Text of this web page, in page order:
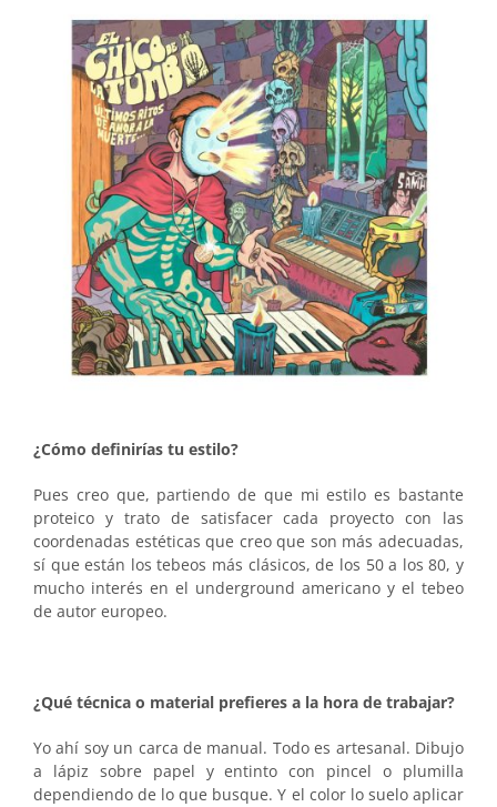
¿Cómo definirías tu estilo?
Pues creo que, partiendo de que mi estilo es bastante
proteico y trato de satisfacer cada proyecto con las
coordenadas estéticas que creo que son más adecuadas,
sí que están los tebeos más clásicos, de los 50 a los 80, y
mucho interés en el underground americano y el tebeo
de autor europeo.
¿Qué técnica o material prefieres a la hora de trabajar?
Yo ahí soy un carca de manual. Todo es artesanal. Dibujo
a lápiz sobre papel y entinto con pincel o plumilla
dependiendo de lo que busque. Y el color lo suelo aplicar